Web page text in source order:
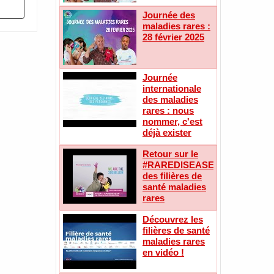
Journée des
maladies rares :
28 février 2025
Journée
internationale
des maladies
rares : nous
nommer, c'est
déjà exister
Retour sur le
#RAREDISEASEDAY
des filières de
santé maladies
rares
Découvrez les
filières de santé
maladies rares
en vidéo !